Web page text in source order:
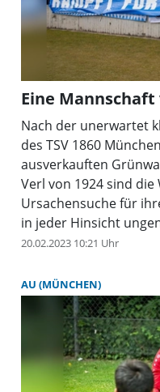
Eine Mannschaft
Nach der unerwartet
des TSV 1860
ausverkauften
Verl von 1924 sind
Ursachensuche für
in jeder Hinsicht
das Profiteam die
Es scheint
Qualität Einzelner
funktionieren die
Monaten überhaupt
dringend benötigte
warten.
20.02.2023 10:21 Uhr
AU (MÜNCHEN)